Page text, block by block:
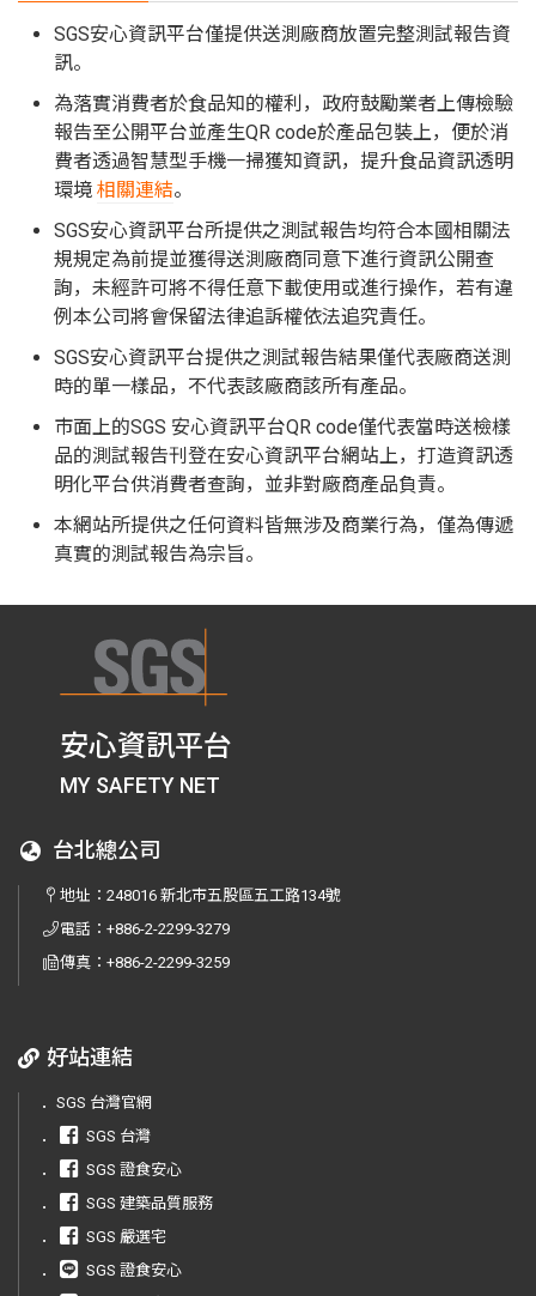
SGS安心資訊平台僅提供送測廠商放置完整測試報告資
訊。
為落實消費者於食品知的權利，政府鼓勵業者上傳檢驗
報告至公開平台並產生QR code於產品包裝上，便於消
費者透過智慧型手機一掃獲知資訊，提升食品資訊透明
環境 相關連結。
SGS安心資訊平台所提供之測試報告均符合本國相關法
規規定為前提並獲得送測廠商同意下進行資訊公開查
詢，未經許可將不得任意下載使用或進行操作，若有違
例本公司將會保留法律追訴權依法追究責任。
SGS安心資訊平台提供之測試報告結果僅代表廠商送測
時的單一樣品，不代表該廠商該所有產品。
市面上的SGS 安心資訊平台QR code僅代表當時送檢樣
品的測試報告刊登在安心資訊平台網站上，打造資訊透
明化平台供消費者查詢，並非對廠商產品負責。
本網站所提供之任何資料皆無涉及商業行為，僅為傳遞
真實的測試報告為宗旨。
安心資訊平台
MY SAFETY NET
台北總公司
地址：248016 新北市五股區五工路134號
電話：+886-2-2299-3279
傳真：+886-2-2299-3259
好站連結
． SGS 台灣官網
．
SGS 台灣
．
SGS 證食安心
．
SGS 建築品質服務
．
SGS 嚴選宅
．
SGS 證食安心